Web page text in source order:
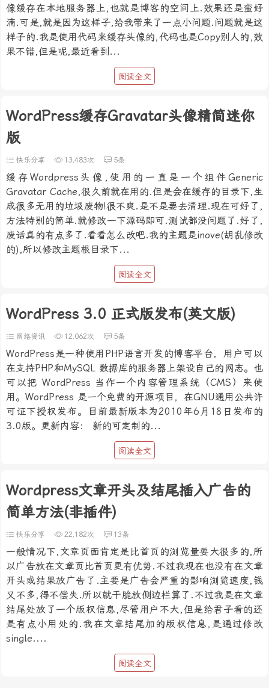
像缓存在本地服务器上,也就是博客的空间上.效果还是蛮好
滴.可是,就是因为这样子,给我带来了一点小问题.问题就是这
样子的.我是使用代码来缓存头像的,代码也是Copy别人的,效
果不错,但是呢,最近看到...
阅读全文
WordPress缓存Gravatar头像精简迷你
版
快乐分享 13,483次 5条
缓存Wordpress头像,使用的一直是一个组件Generic
Gravatar Cache,很久前就在用的.但是会在缓存的目录下,生
成很多无用的垃圾废物!很不爽.是不是要去清理.现在可好了,
方法特别的简单.就修改一下源码即可.测试都没问题了.好了,
废话真的有点多了.看看怎么改吧.我的主题是inove(胡乱修改
的),所以修改主题根目录下...
阅读全文
WordPress 3.0 正式版发布(英文版)
网络资讯 12,062次 5条
WordPress是一种使用PHP语言开发的博客平台，用户可以
在支持PHP和MySQL 数据库的服务器上架设自己的网志。也
可以把 WordPress 当作一个内容管理系统（CMS）来使
用。WordPress 是一个免费的开源项目，在GNU通用公共许
可证下授权发布。目前最新版本为2010年6月18日发布的
3.0版。更新内容： 新的可定制的...
阅读全文
Wordpress文章开头及结尾插入广告的
简单方法(非插件)
快乐分享 22,182次 13条
一般情况下,文章页面肯定是比首页的浏览量要大很多的,所
以广告放在文章页比首页更有优势.不过我现在也没有在文章
开头或结果放广告了.主要是广告会严重的影响浏览速度,钱
又不多,得不偿失.所以就干脆放侧边栏算了.不过我是在文章
结尾处放了一个版权信息,尽管用户不大,但是给君子看的还
是有点小用处的.我在文章结尾加的版权信息,是通过修改
single....
阅读全文